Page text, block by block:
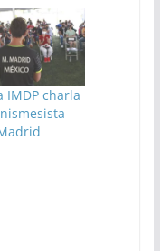
IMDP charla